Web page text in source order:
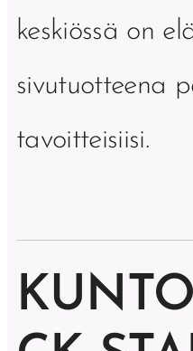
keskiössä on
sivutuotteena
tavoitteisiisi.